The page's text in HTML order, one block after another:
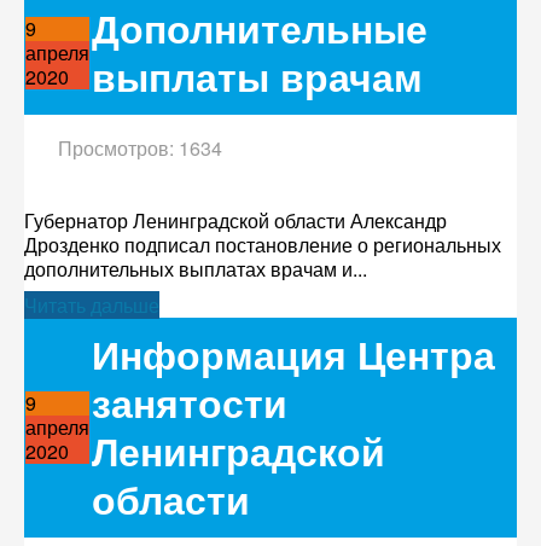
9
апреля
2020
Дополнительные
выплаты врачам
Просмотров: 1634
Губернатор Ленинградской области Александр
Дрозденко подписал постановление о региональных
дополнительных выплатах врачам и...
Читать дальше
9
апреля
2020
Информация Центра
занятости
Ленинградской
области